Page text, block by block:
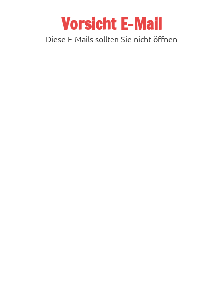
Vorsicht E-Mail
Diese E-Mails sollten Sie nicht öffnen